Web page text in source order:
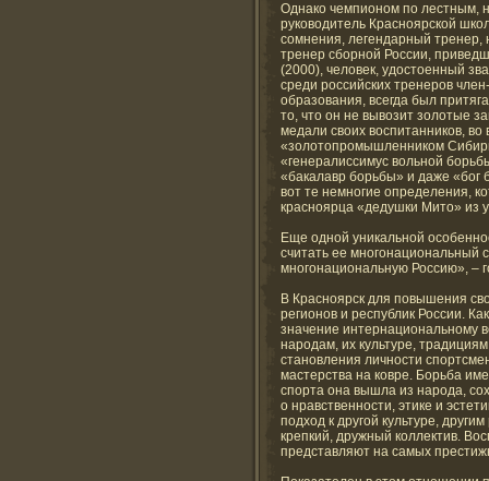
Однако чемпионом по лестным,
руководитель Красноярской
сомнения, легендарный
тренер сборной России,
(2000), человек, удостоенный
среди российских тренеров
образования, всегда был
то, что он не вывозит золотые
медали своих воспитанников,
«золотопромышленником
«генералиссимус вольной
«бакалавр борьбы» и даже «бог
вот те немногие определения,
красноярца «дедушки Мито» из
Еще одной уникальной
считать ее многонациональный
многонациональную Россию», –
В Красноярск для повышения
регионов и республик России.
значение интернациональному
народам, их культуре,
становления личности
мастерства на ковре. Борьба
спорта она вышла из народа,
о нравственности, этике и
подход к другой культуре,
крепкий, дружный коллектив.
представляют на самых